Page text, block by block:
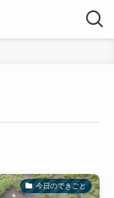
今日のできごと